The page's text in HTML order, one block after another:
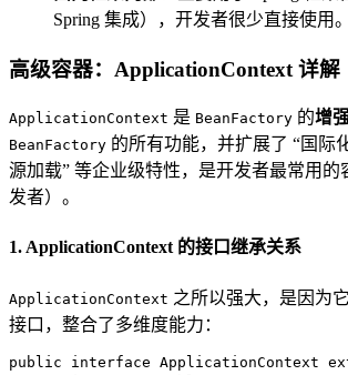
Spring 集成），开发者很少直接使用。
高级容器：ApplicationContext 详解
ApplicationContext 是 BeanFactory 的增
BeanFactory 的所有功能，并扩展了 “国际
源加载” 等企业级特性，是开发者最常用的
发者）。
1. ApplicationContext 的接口继承关系
ApplicationContext 之所以强大，是因为
接口，整合了多维度能力：
public interface ApplicationContext